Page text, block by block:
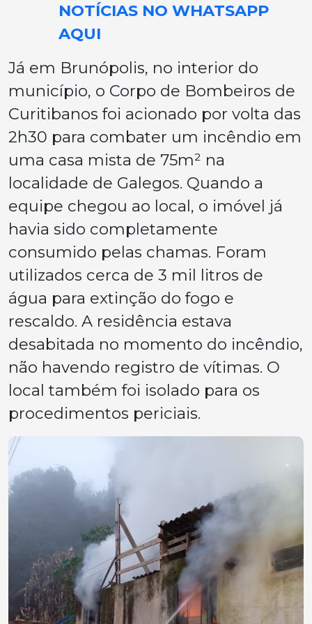
NOTÍCIAS NO WHATSAPP
AQUI
Já em Brunópolis, no interior do
município, o Corpo de Bombeiros de
Curitibanos foi acionado por volta das
2h30 para combater um incêndio em
uma casa mista de 75m² na
localidade de Galegos. Quando a
equipe chegou ao local, o imóvel já
havia sido completamente
consumido pelas chamas. Foram
utilizados cerca de 3 mil litros de
água para extinção do fogo e
rescaldo. A residência estava
desabitada no momento do incêndio,
não havendo registro de vítimas. O
local também foi isolado para os
procedimentos periciais.